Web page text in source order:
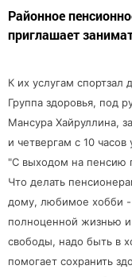
Районное
приглашает
К их услугам
Группа здоровья, под
Мансура Хайруллина,
и четвергам с 10 часов
"С выходом на пенсию
Что делать
дому, любимое хобби -
полноценной жизнью и
свободы, надо быть в
помогает сохранить